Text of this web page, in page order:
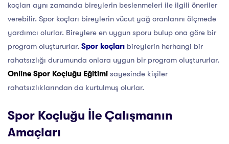
koçları aynı zamanda bireylerin beslenmeleri ile ilgili öneriler
verebilir. Spor koçları bireylerin vücut yağ oranlarını ölçmede
yardımcı olurlar. Bireylere en uygun sporu bulup ona göre bir
program oluştururlar. Spor koçları bireylerin herhangi bir
rahatsızlığı durumunda onlara uygun bir program oluştururlar.
Online Spor Koçluğu Eğitimi sayesinde kişiler
rahatsızlıklarından da kurtulmuş olurlar.
Spor Koçluğu İle Çalışmanın
Amaçları